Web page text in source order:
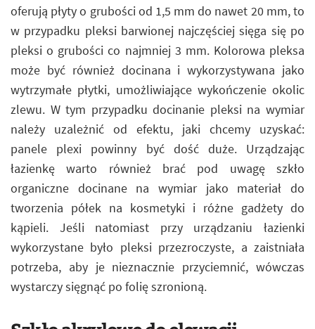
oferują płyty o grubości od 1,5 mm do nawet 20 mm, to
w przypadku pleksi barwionej najczęściej sięga się po
pleksi o grubości co najmniej 3 mm. Kolorowa pleksa
może być również docinana i wykorzystywana jako
wytrzymałe płytki, umożliwiające wykończenie okolic
zlewu. W tym przypadku docinanie pleksi na wymiar
należy uzależnić od efektu, jaki chcemy uzyskać:
panele plexi powinny być dość duże. Urządzając
łazienkę warto również brać pod uwagę szkło
organiczne docinane na wymiar jako materiał do
tworzenia półek na kosmetyki i różne gadżety do
kąpieli. Jeśli natomiast przy urządzaniu łazienki
wykorzystane było pleksi przezroczyste, a zaistniała
potrzeba, aby je nieznacznie przyciemnić, wówczas
wystarczy sięgnąć po folię szronioną.